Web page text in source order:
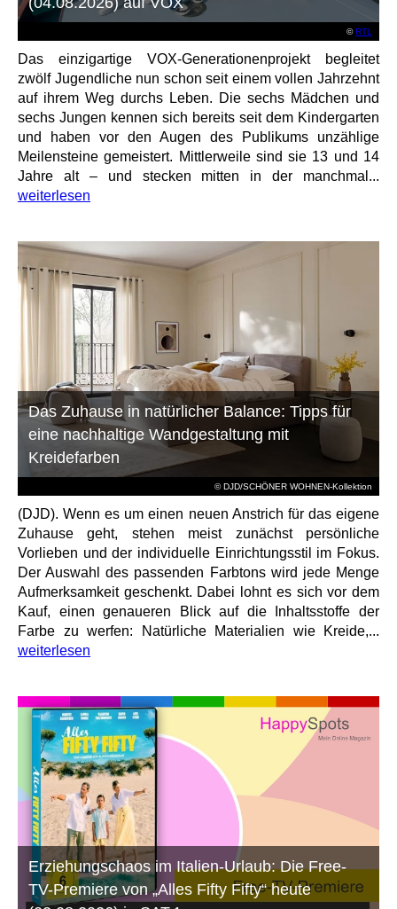
©RTL
Das einzigartige VOX-Generationenprojekt begleitet
zwölf Jugendliche nun schon seit einem vollen Jahrzehnt
auf ihrem Weg durchs Leben. Die sechs Mädchen und
sechs Jungen kennen sich bereits seit dem Kindergarten
und haben vor den Augen des Publikums unzählige
Meilensteine gemeistert. Mittlerweile sind sie 13 und 14
Jahre alt – und stecken mitten in der manchmal...
weiterlesen
© DJD/SCHÖNER WOHNEN-Kollektion
Das Zuhause in natürlicher Balance: Tipps für
eine nachhaltige Wandgestaltung mit
Kreidefarben
(DJD). Wenn es um einen neuen Anstrich für das eigene
Zuhause geht, stehen meist zunächst persönliche
Vorlieben und der individuelle Einrichtungsstil im Fokus.
Der Auswahl des passenden Farbtons wird jede Menge
Aufmerksamkeit geschenkt. Dabei lohnt es sich vor dem
Kauf, einen genaueren Blick auf die Inhaltsstoffe der
Farbe zu werfen: Natürliche Materialien wie Kreide,...
weiterlesen
Erziehungschaos im Italien-Urlaub: Die Free-
TV-Premiere von „Alles Fifty Fifty“ heute